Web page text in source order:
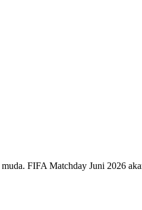
FIFA Matchday Juni 2026